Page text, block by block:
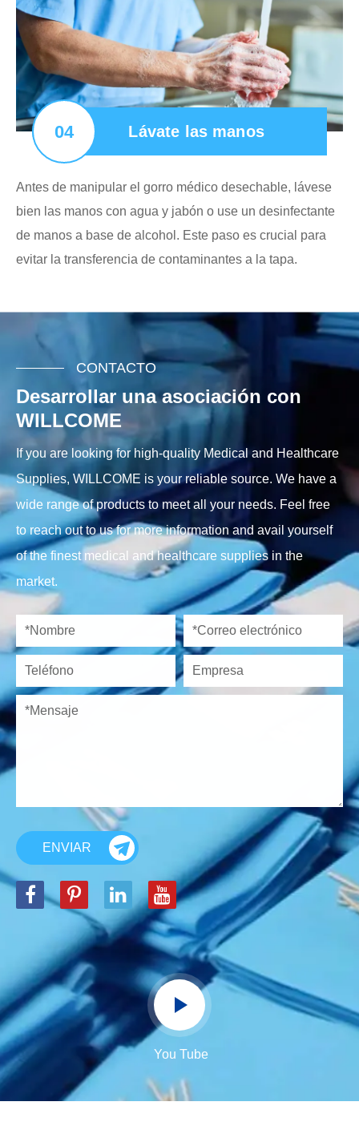
04 Lávate las manos
Antes de manipular el gorro médico desechable, lávese
bien las manos con agua y jabón o use un desinfectante
de manos a base de alcohol. Este paso es crucial para
evitar la transferencia de contaminantes a la tapa.
CONTACTO
Desarrollar una asociación con
WILLCOME
If you are looking for high-quality Medical and Healthcare
Supplies, WILLCOME is your reliable source. We have a
wide range of products to meet all your needs. Feel free
to reach out to us for more information and avail yourself
of the finest medical and healthcare supplies in the
market.
ENVIAR
You Tube